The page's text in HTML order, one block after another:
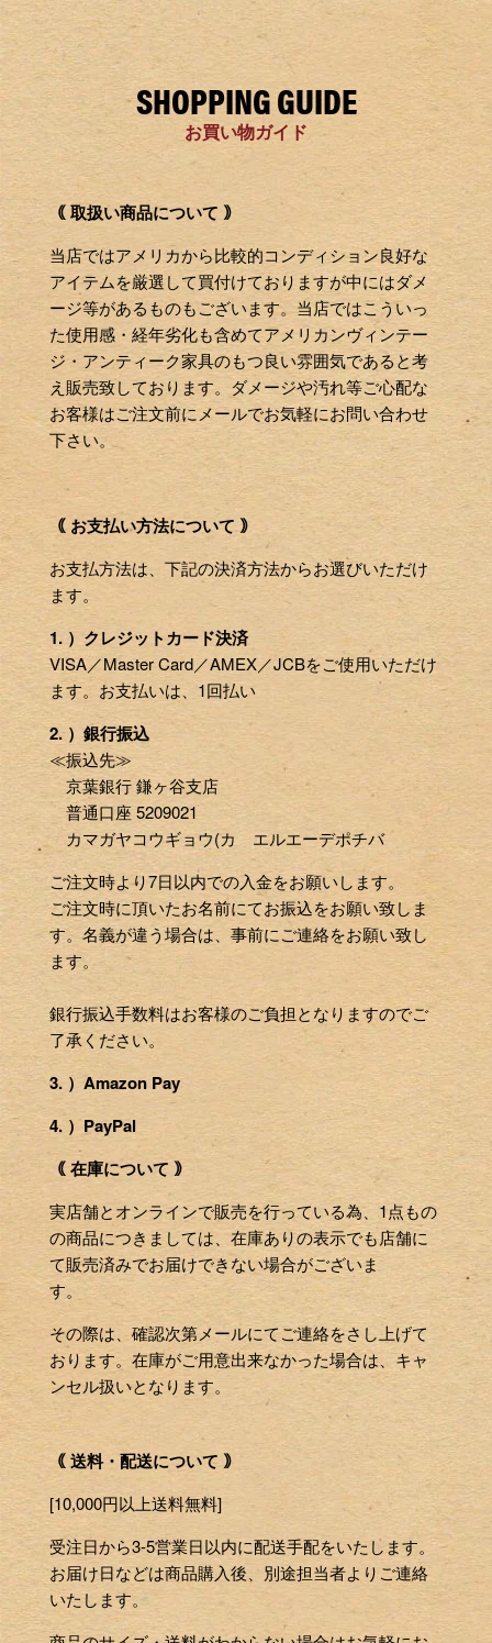
SHOPPING GUIDE
お買い物ガイド
｟ 取扱い商品について ｠
当店ではアメリカから比較的コンディション良好な
アイテムを厳選して買付けておりますが中にはダメ
ージ等があるものもございます。当店ではこういっ
た使用感・経年劣化も含めてアメリカンヴィンテー
ジ・アンティーク家具のもつ良い雰囲気であると考
え販売致しております。ダメージや汚れ等ご心配な
お客様はご注文前にメールでお気軽にお問い合わせ
下さい。
｟ お支払い方法について ｠
お支払方法は、下記の決済方法からお選びいただけ
ます。
1. ）クレジットカード決済
VISA／Master Card／AMEX／JCBをご使用いただけ
ます。お支払いは、1回払い
2. ）銀行振込
≪振込先≫
京葉銀行 鎌ヶ谷支店
普通口座 5209021
カマガヤコウギョウ(カ エルエーデポチバ
ご注文時より7日以内での入金をお願いします。
ご注文時に頂いたお名前にてお振込をお願い致しま
す。名義が違う場合は、事前にご連絡をお願い致し
ます。
銀行振込手数料はお客様のご負担となりますのでご
了承ください。
3. ）Amazon Pay
4. ）PayPal
｟ 在庫について ｠
実店舗とオンラインで販売を行っている為、1点もの
の商品につきましては、在庫ありの表示でも店舗に
て販売済みでお届けできない場合がございま
す。
その際は、確認次第メールにてご連絡をさし上げて
おります。在庫がご用意出来なかった場合は、キャ
ンセル扱いとなります。
｟ 送料・配送について ｠
[10,000円以上送料無料]
受注日から3-5営業日以内に配送手配をいたします。
お届け日などは商品購入後、別途担当者よりご連絡
いたします。